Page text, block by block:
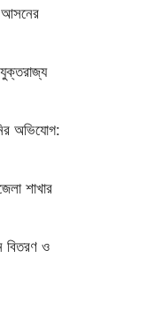
আসনের
অভিযোগ:
শাখার
বিতরণ ও